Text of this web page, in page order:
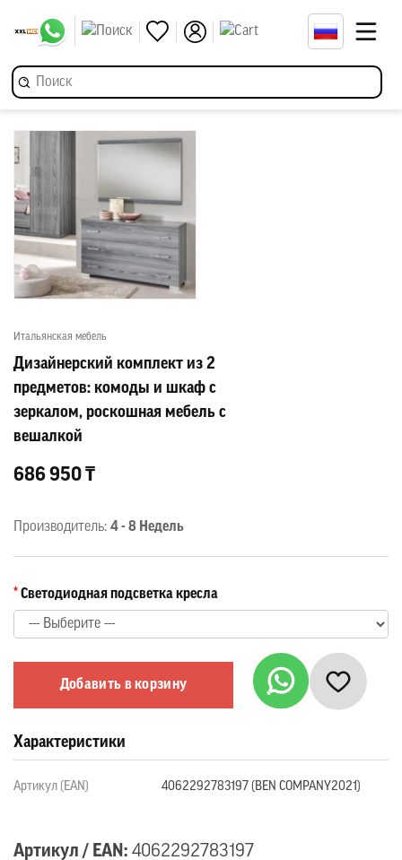
Итальянская мебель
Дизайнерский комплект из 2
предметов: комоды и шкаф с
зеркалом, роскошная мебель с
вешалкой
686 950 ₸
Производитель: 4 - 8 Недель
Светодиодная подсветка кресла
Добавить в корзину
Характеристики
Артикул (EAN) 4062292783197 (BEN COMPANY2021)
Артикул / EAN: 4062292783197